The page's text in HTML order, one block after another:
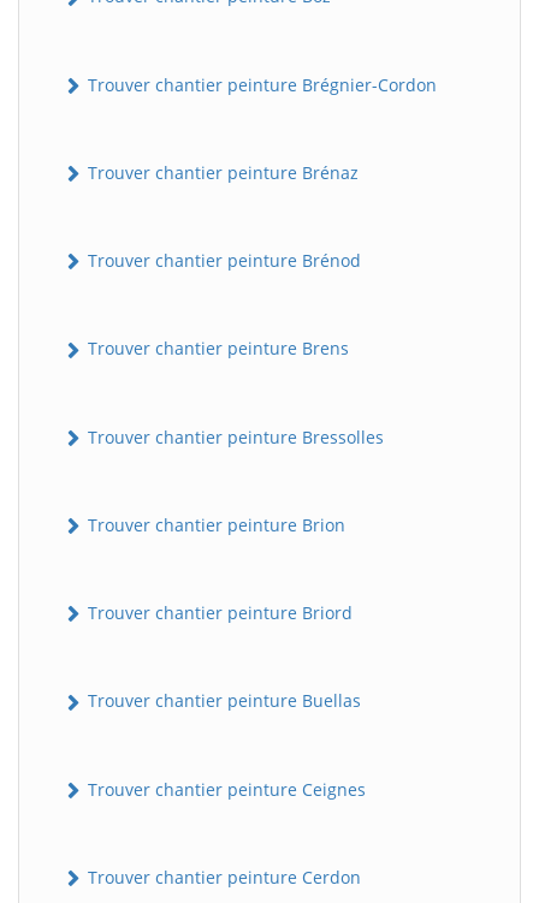
Trouver chantier peinture Brégnier-Cordon
Trouver chantier peinture Brénaz
Trouver chantier peinture Brénod
Trouver chantier peinture Brens
Trouver chantier peinture Bressolles
Trouver chantier peinture Brion
Trouver chantier peinture Briord
Trouver chantier peinture Buellas
Trouver chantier peinture Ceignes
Trouver chantier peinture Cerdon